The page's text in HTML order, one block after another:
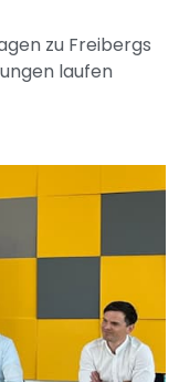
zu Freibergs
laufen